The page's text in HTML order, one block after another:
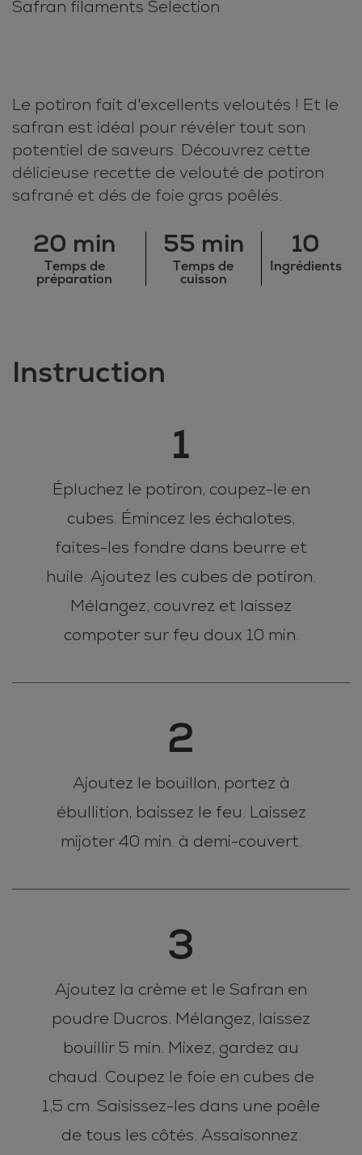
Safran filaments Selection
Le potiron fait d'excellents veloutés ! Et le
safran est idéal pour révéler tout son
potentiel de saveurs. Découvrez cette
délicieuse recette de velouté de potiron
safrané et dés de foie gras poêlés.
20 min
Temps de
préparation
55 min
Temps de
cuisson
10
Ingrédients
Instruction
1
Épluchez le potiron, coupez-le en
cubes. Émincez les échalotes,
faites-les fondre dans beurre et
huile. Ajoutez les cubes de potiron.
Mélangez, couvrez et laissez
compoter sur feu doux 10 min.
2
Ajoutez le bouillon, portez à
ébullition, baissez le feu. Laissez
mijoter 40 min. à demi-couvert.
3
Ajoutez la crème et le Safran en
poudre Ducros. Mélangez, laissez
bouillir 5 min. Mixez, gardez au
chaud. Coupez le foie en cubes de
1,5 cm. Saisissez-les dans une poêle
de tous les côtés. Assaisonnez.